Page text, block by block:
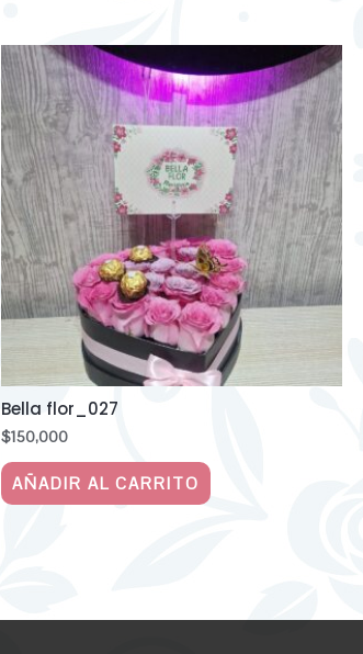
Bella flor_027
$150,000
AÑADIR AL CARRITO